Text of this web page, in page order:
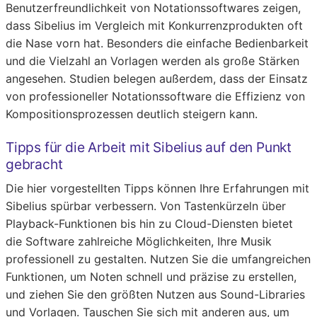
Benutzerfreundlichkeit von Notationssoftwares zeigen,
dass Sibelius im Vergleich mit Konkurrenzprodukten oft
die Nase vorn hat. Besonders die einfache Bedienbarkeit
und die Vielzahl an Vorlagen werden als große Stärken
angesehen. Studien belegen außerdem, dass der Einsatz
von professioneller Notationssoftware die Effizienz von
Kompositionsprozessen deutlich steigern kann.
Tipps für die Arbeit mit Sibelius auf den Punkt
gebracht
Die hier vorgestellten Tipps können Ihre Erfahrungen mit
Sibelius spürbar verbessern. Von Tastenkürzeln über
Playback-Funktionen bis hin zu Cloud-Diensten bietet
die Software zahlreiche Möglichkeiten, Ihre Musik
professionell zu gestalten. Nutzen Sie die umfangreichen
Funktionen, um Noten schnell und präzise zu erstellen,
und ziehen Sie den größten Nutzen aus Sound-Libraries
und Vorlagen. Tauschen Sie sich mit anderen aus, um